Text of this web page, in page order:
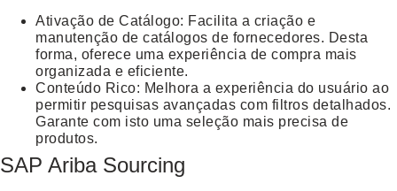
Ativação de Catálogo: Facilita a criação e
manutenção de catálogos de fornecedores. Desta
forma, oferece uma experiência de compra mais
organizada e eficiente.
Conteúdo Rico: Melhora a experiência do usuário ao
permitir pesquisas avançadas com filtros detalhados.
Garante com isto uma seleção mais precisa de
produtos.
SAP Ariba Sourcing